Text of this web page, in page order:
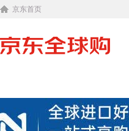
京东首页